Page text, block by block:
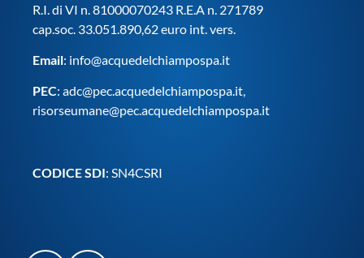
R.I. di VI n. 81000070243 R.E.A n. 271789
cap.soc. 33.051.890,62 euro int. vers.
Email: info@acquedelchiampospa.it
PEC: adc@pec.acquedelchiampospa.it,
risorseumane@pec.acquedelchiampospa.it
CODICE SDI: SN4CSRI